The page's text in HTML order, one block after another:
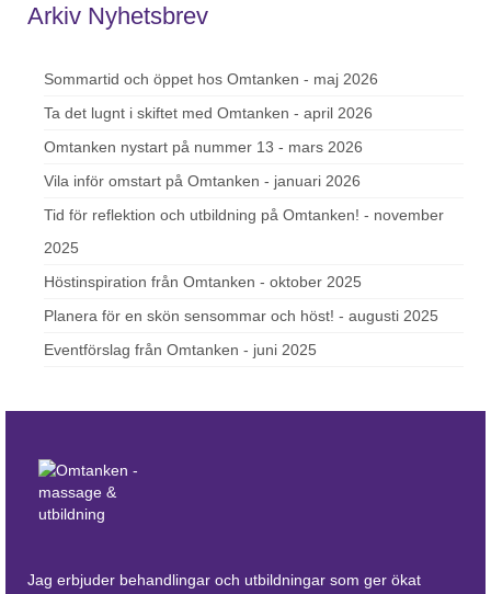
Arkiv Nyhetsbrev
Sommartid och öppet hos Omtanken - maj 2026
Ta det lugnt i skiftet med Omtanken - april 2026
Omtanken nystart på nummer 13 - mars 2026
Vila inför omstart på Omtanken - januari 2026
Tid för reflektion och utbildning på Omtanken! - november
2025
Höstinspiration från Omtanken - oktober 2025
Planera för en skön sensommar och höst! - augusti 2025
Eventförslag från Omtanken - juni 2025
Jag erbjuder behandlingar och utbildningar som ger ökat